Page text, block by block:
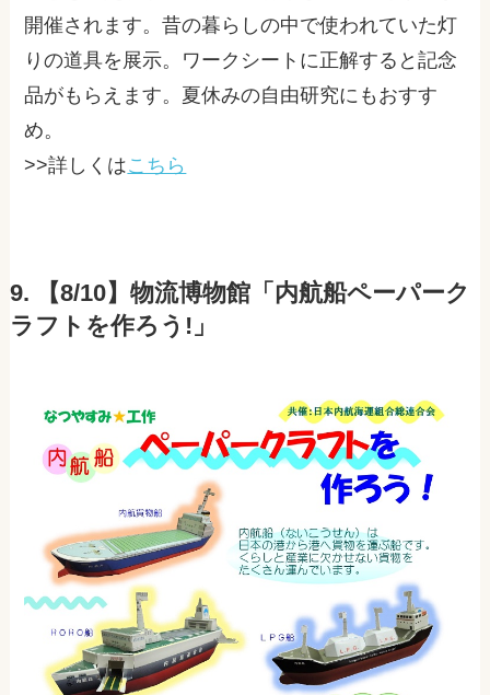
開催されます。昔の暮らしの中で使われていた灯
りの道具を展示。ワークシートに正解すると記念
品がもらえます。夏休みの自由研究にもおすす
め。
>>詳しくはこちら
9. 【8/10】物流博物館「内航船ペーパーク
ラフトを作ろう!」